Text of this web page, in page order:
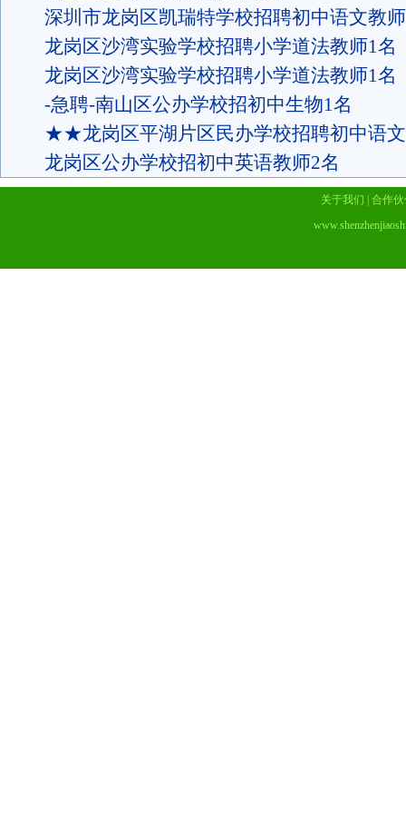
深圳市龙岗区凯瑞特学校招聘初中语文教师
龙岗区沙湾实验学校招聘小学道法教师1名
龙岗区沙湾实验学校招聘小学道法教师1名
-急聘-南山区公办学校招初中生物1名
★★龙岗区平湖片区民办学校招聘初中语
龙岗区公办学校招初中英语教师2名
关于我们
合作